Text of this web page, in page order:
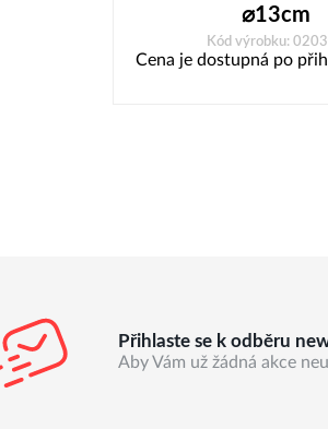
⌀13cm
Kód výrobku:
Cena je dostupná po
Přihlaste se k odběru
Aby Vám už žádná akce